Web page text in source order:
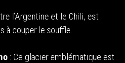
l’Argentine et le Chili, est
à couper le souffle.
: Ce glacier emblématique est